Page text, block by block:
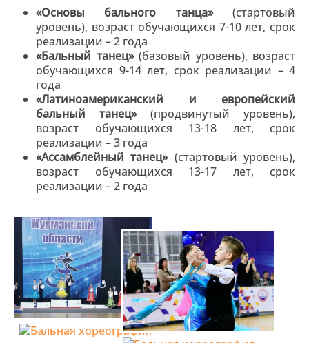
«Основы бального танца» (стартовый
уровень), возраст обучающихся 7-10 лет, срок
реализации – 2 года
«Бальный танец» (базовый уровень), возраст
обучающихся 9-14 лет, срок реализации – 4
года
«Латиноамериканский и европейский
бальный танец» (продвинутый уровень),
возраст обучающихся 13-18 лет, срок
реализации – 3 года
«Ассамблейный танец»(стартовый уровень),
возраст обучающихся 13-17 лет, срок
реализации – 2 года